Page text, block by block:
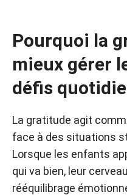
Pourquoi la
mieux gérer
défis
La gratitude agit
face à des situations
Lorsque les enfants
qui va bien, leur
rééquilibrage